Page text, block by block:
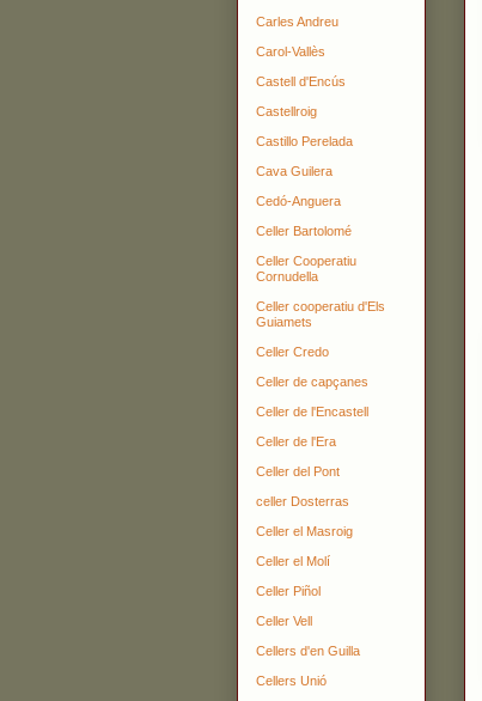
Carles Andreu
Carol-Vallès
Castell d'Encús
Castellroig
Castillo Perelada
Cava Guilera
Cedó-Anguera
Celler Bartolomé
Celler Cooperatiu
Cornudella
Celler cooperatiu d'Els
Guiamets
Celler Credo
Celler de capçanes
Celler de l'Encastell
Celler de l'Era
Celler del Pont
celler Dosterras
Celler el Masroig
Celler el Molí
Celler Piñol
Celler Vell
Cellers d'en Guilla
Cellers Unió